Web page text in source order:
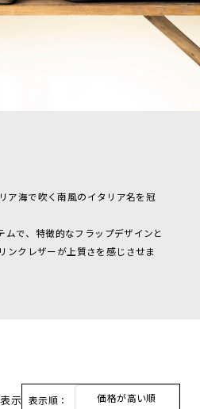
ア海で吹く南風のイタリア名を冠
ムで、特徴的なフラップデザインと
ンクレザーが上質さを感じさせま
表示順： 価格が高い順
示